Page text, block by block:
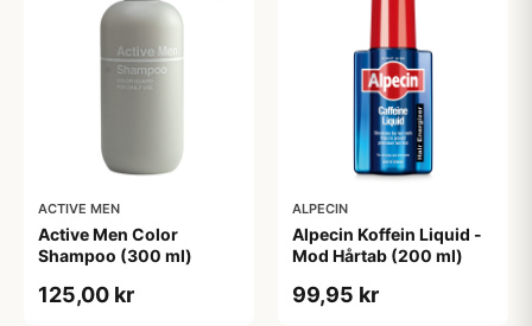
ACTIVE MEN
Active Men Color
Shampoo (300 ml)
125,00 kr
ALPECIN
Alpecin Koffein Liquid -
Mod Hårtab (200 ml)
99,95 kr